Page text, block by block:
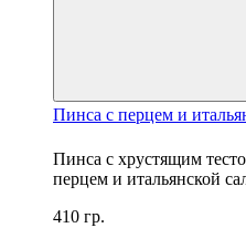
Пинса с перцем и
Пинса с хрустящим
перцем и итальянской
410 гр.